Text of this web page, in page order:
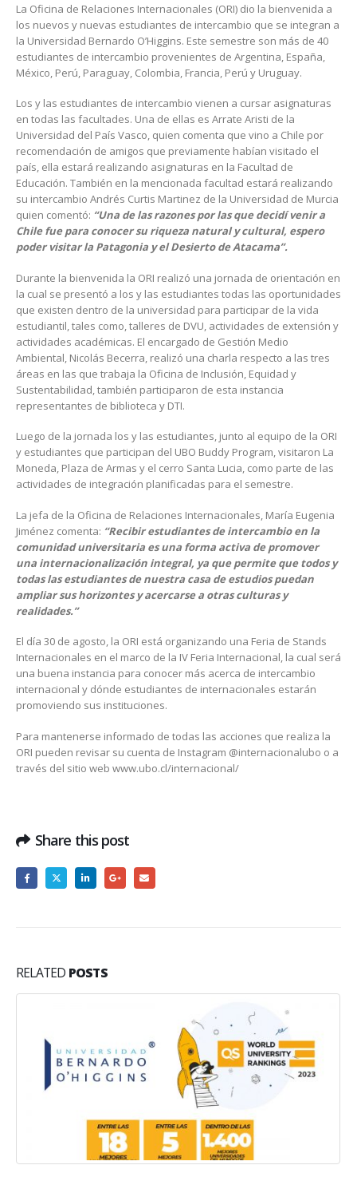
La Oficina de Relaciones Internacionales (ORI) dio la bienvenida a
los nuevos y nuevas estudiantes de intercambio que se integran a
la Universidad Bernardo O’Higgins. Este semestre son más de 40
estudiantes de intercambio provenientes de Argentina, España,
México, Perú, Paraguay, Colombia, Francia, Perú y Uruguay.
Los y las estudiantes de intercambio vienen a cursar asignaturas
en todas las facultades. Una de ellas es Arrate Aristi de la
Universidad del País Vasco, quien comenta que vino a Chile por
recomendación de amigos que previamente habían visitado el
país, ella estará realizando asignaturas en la Facultad de
Educación. También en la mencionada facultad estará realizando
su intercambio Andrés Curtis Martinez de la Universidad de Murcia
quien comentó: “Una de las razones por las que decidí venir a
Chile fue para conocer su riqueza natural y cultural, espero
poder visitar la Patagonia y el Desierto de Atacama”.
Durante la bienvenida la ORI realizó una jornada de orientación en
la cual se presentó a los y las estudiantes todas las oportunidades
que existen dentro de la universidad para participar de la vida
estudiantil, tales como, talleres de DVU, actividades de extensión y
actividades académicas. El encargado de Gestión Medio
Ambiental, Nicolás Becerra, realizó una charla respecto a las tres
áreas en las que trabaja la Oficina de Inclusión, Equidad y
Sustentabilidad, también participaron de esta instancia
representantes de biblioteca y DTI.
Luego de la jornada los y las estudiantes, junto al equipo de la ORI
y estudiantes que participan del UBO Buddy Program, visitaron La
Moneda, Plaza de Armas y el cerro Santa Lucia, como parte de las
actividades de integración planificadas para el semestre.
La jefa de la Oficina de Relaciones Internacionales, María Eugenia
Jiménez comenta: “Recibir estudiantes de intercambio en la
comunidad universitaria es una forma activa de promover
una internacionalización integral, ya que permite que todos y
todas las estudiantes de nuestra casa de estudios puedan
ampliar sus horizontes y acercarse a otras culturas y
realidades.”
El día 30 de agosto, la ORI está organizando una Feria de Stands
Internacionales en el marco de la IV Feria Internacional, la cual será
una buena instancia para conocer más acerca de intercambio
internacional y dónde estudiantes de internacionales estarán
promoviendo sus instituciones.
Para mantenerse informado de todas las acciones que realiza la
ORI pueden revisar su cuenta de Instagram @internacionalubo o a
través del sitio web www.ubo.cl/internacional/
Share this post
RELATED POSTS